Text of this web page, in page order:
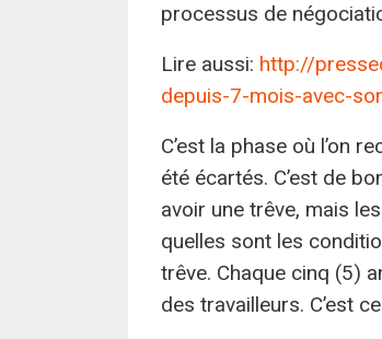
processus de
Lire aussi: http://
depuis-7-mois-avec-
C’est la phase où l’on
été écartés. C’est de
avoir une trêve, mais
quelles sont les
trêve. Chaque cinq (5)
des travailleurs. C’est